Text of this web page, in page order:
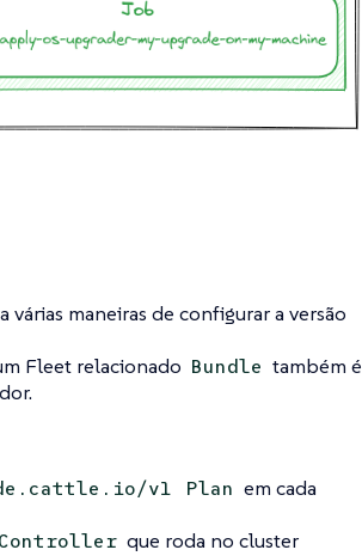
várias maneiras de configurar a versão
Fleet relacionado Bundle também é
v1 Plan em cada
Controller que roda no cluster